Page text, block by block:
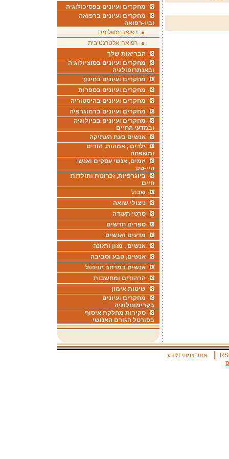
מחקרים ועיונים בפסיכולוגיה
מחקרים ועיונים ברפואה
וביו-רפואה
רפואה משלימה
רפואה אלטרנטיבית
הבריאות שלך
מחקרים ועיונים בסוציולוגיה
ובאנתרופולגיה
מחקרים ועיונים בחינוך
מחקרים ועיונים בספרות
מחקרים ועיונים בהיסטוריה
מחקרים ועיונים בדמוגרפיה
מחקרים ועיונים בביולוגיה
ובמדעי החיים
אנשים בעת העתיקה
ילדים , אמהות, הורים
ומשפחה
יזמים, אנשי עסקים ואנשי
היי-טק
ביוגרפיות, זכרונות ותולדות
חיים
שכול
ניצולי שואה
סרטי תעודה
ספרים חדשים
מדעים ואנשים
אנשים , מזון ותזונה
אנשים, טבע וסביבה
אנשים במרחב הניהול
הרהורים ומחשבות
שיטות אימון
מחקרים ועיונים
בקרימונולוגיה
סקירות מחלקת איסוף
בפורטל הגורם האנושי
אתר צמתי מידע